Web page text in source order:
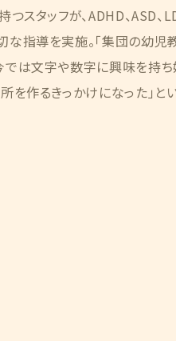
スタッフが、ADHD、ASD、
指導を実施。「集団の幼児
では文字や数字に興味を持ち
を作るきっかけになった」と